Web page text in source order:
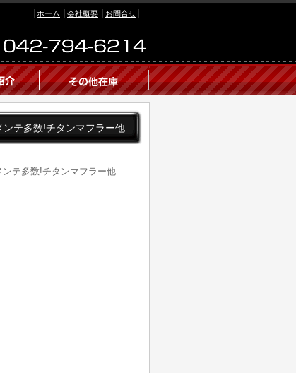
ホーム 会社概要 お問合せ
テ多数!チタンマフラー他
テ多数!チタンマフラー他